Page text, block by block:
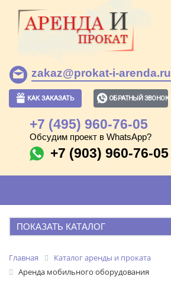
zakaz@prokat-i-arenda.ru
КАК ЗАКАЗАТЬ ОБРАТНЫЙ ЗВОНОК
+7 (495) 960-76-05
Обсудим проект в WhatsApp?
+7 (903) 960-76-05
ПОКАЗАТЬ КАТАЛОГ
ПОПУЛЯРНЫЕ ПОЗИЦИИ:
Главная
Каталог аренды и проката
Аренда мобильного оборудования